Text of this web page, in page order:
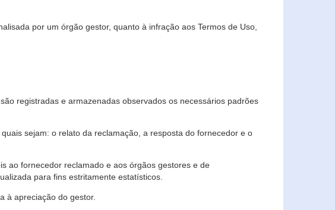
por um órgão gestor, quanto à infração aos Termos de Uso,
registradas e armazenadas observados os necessários padrões
sejam: o relato da reclamação, a resposta do fornecedor e o
ao fornecedor reclamado e aos órgãos gestores e de
para fins estritamente estatísticos.
à apreciação do gestor.